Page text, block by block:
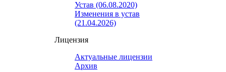
Устав (06.08.2020)
Изменения в устав
(21.04.2026)
Лицензия
Актуальные лицензии
Архив